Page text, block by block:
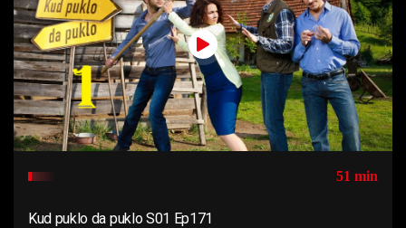
51 min
Kud puklo da puklo S01 Ep171